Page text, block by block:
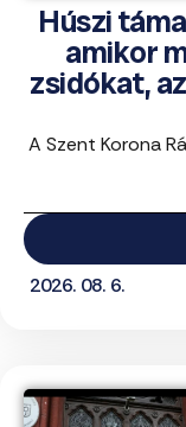
Húszi
amikor
zsidókat,
A Szent Korona
2026. 08. 6.